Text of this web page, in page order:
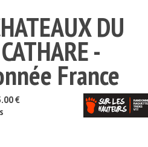
DU
-
France
€